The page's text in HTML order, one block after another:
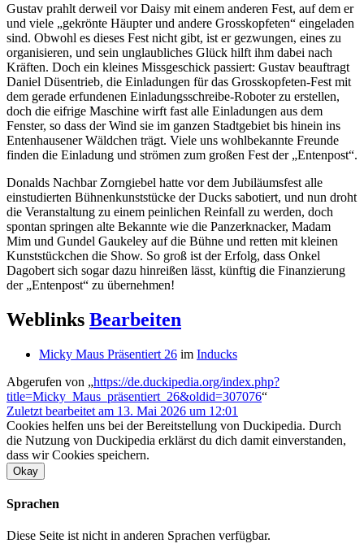
Gustav prahlt derweil vor Daisy mit einem anderen Fest, auf dem er
und viele „gekrönte Häupter und andere Grosskopfeten“ eingeladen
sind. Obwohl es dieses Fest nicht gibt, ist er gezwungen, eines zu
organisieren, und sein unglaubliches Glück hilft ihm dabei nach
Kräften. Doch ein kleines Missgeschick passiert: Gustav beauftragt
Daniel Düsentrieb, die Einladungen für das Grosskopfeten-Fest mit
dem gerade erfundenen Einladungsschreibe-Roboter zu erstellen,
doch die eifrige Maschine wirft fast alle Einladungen aus dem
Fenster, so dass der Wind sie im ganzen Stadtgebiet bis hinein ins
Entenhausener Wäldchen trägt. Viele uns wohlbekannte Freunde
finden die Einladung und strömen zum großen Fest der „Entenpost“.
Donalds Nachbar Zorngiebel hatte vor dem Jubiläumsfest alle
einstudierten Bühnenkunststücke der Ducks sabotiert, und nun droht
die Veranstaltung zu einem peinlichen Reinfall zu werden, doch
spontan springen alte Bekannte wie die Panzerknacker, Madam
Mim und Gundel Gaukeley auf die Bühne und retten mit kleinen
Kunststückchen die Show. So groß ist der Erfolg, dass Onkel
Dagobert sich sogar dazu hinreißen lässt, künftig die Finanzierung
der „Entenpost“ zu übernehmen!
Weblinks Bearbeiten
Micky Maus Präsentiert 26 im Inducks
Abgerufen von „https://de.duckipedia.org/index.php?
title=Micky_Maus_präsentiert_26&oldid=307076“
Zuletzt bearbeitet am 13. Mai 2026 um 12:01
Cookies helfen uns bei der Bereitstellung von Duckipedia. Durch
die Nutzung von Duckipedia erklärst du dich damit einverstanden,
dass wir Cookies speichern.
Okay
Sprachen
Diese Seite ist nicht in anderen Sprachen verfügbar.